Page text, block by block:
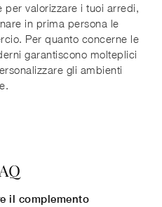
per valorizzare i tuoi arredi,
in prima persona le
Per quanto concerne le
garantiscono molteplici
gli ambienti
il complemento